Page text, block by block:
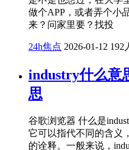
做个APP，或者弄个
来？问家里要？找投
24h焦点 2026-01-12 192
industry什么意
思
谷歌浏览器 什么是
它可以指代不同的含义
的诠释。一般来说，